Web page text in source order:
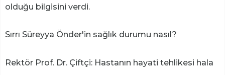
olduğu bilgisini verdi.
Sırrı Süreyya Önder'in sağlık durumu nasıl?
Rektör Prof. Dr. Çiftçi: Hastanın hayati tehlikesi hala